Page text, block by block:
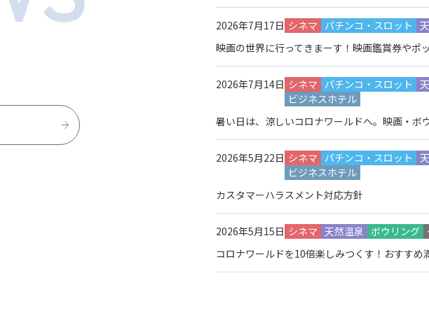
2026年7月17日 シネマ パチンコ・スロット
映画の世界に行ってきまーす！映画鑑賞券やポ
2026年7月14日 シネマ パチンコ・スロット
ビジネスホテル
暑い日は、涼しいコロナワールドへ。映画・ボ
2026年5月22日 シネマ パチンコ・スロット
ビジネスホテル
カスタマーハラスメント対応方針
2026年5月15日 シネマ 天然温泉 ボウリング
コロナワールドを10倍楽しみつくす！おすすめ